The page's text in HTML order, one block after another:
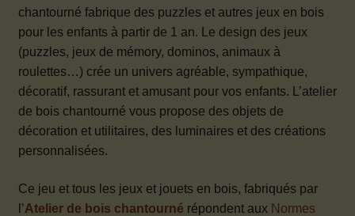
chantourné fabrique des puzzles et autres jeux en bois
pour les enfants à partir de 1 an. Le design des jeux
(puzzles, jeux de mémory, dominos, animaux à
roulettes…) crée un univers agréable, sympathique,
décoratif, rassurant et amusant pour vos enfants. L’atelier
de bois chantourné vous propose des objets de
décoration et utilitaires, des luminaires et des créations
personnalisées.
Ce jeu et tous les jeux et jouets en bois, fabriqués par
l’Atelier de bois chantourné répondent aux Normes